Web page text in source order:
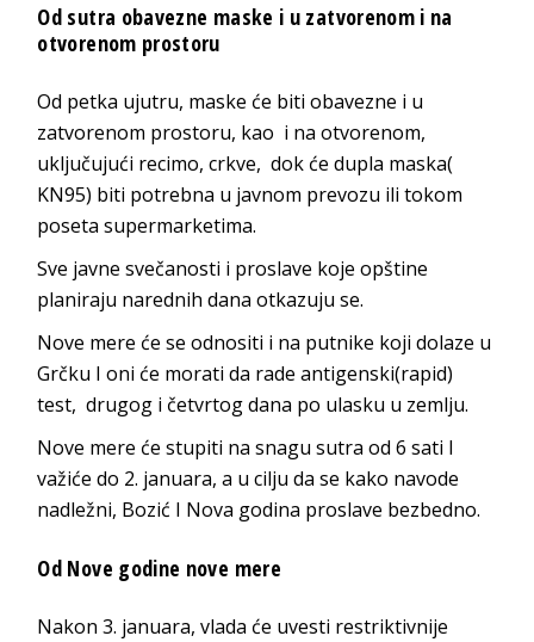
Od sutra obavezne maske i u zatvorenom i na
otvorenom prostoru
Od petka ujutru, maske će biti obavezne i u
zatvorenom prostoru, kao i na otvorenom,
uključujući recimo, crkve, dok će dupla maska(
KN95) biti potrebna u javnom prevozu ili tokom
poseta supermarketima.
Sve javne svečanosti i proslave koje opštine
planiraju narednih dana otkazuju se.
Nove mere će se odnositi i na putnike koji dolaze u
Grčku I oni će morati da rade antigenski(rapid)
test, drugog i četvrtog dana po ulasku u zemlju.
Nove mere će stupiti na snagu sutra od 6 sati I
važiće do 2. januara, a u cilju da se kako navode
nadležni, Bozić I Nova godina proslave bezbedno.
Od Nove godine nove mere
Nakon 3. januara, vlada će uvesti restriktivnije